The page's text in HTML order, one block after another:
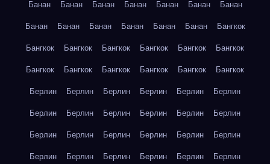
Банан
Банан Банан Банан Банан Банан
Банан
Банан
Банан Банан Банан Банан Банан
Бангкок
Бангкок
Бангкок Бангкок Бангкок Бангкок
Бангкок
Бангкок
Бангкок Бангкок Бангкок Бангкок
Бангкок
Берлин
Берлин Берлин Берлин Берлин
Берлин
Берлин
Берлин Берлин Берлин Берлин
Берлин
Берлин
Берлин Берлин Берлин Берлин
Берлин
Берлин
Берлин Берлин Берлин Берлин
Берлин